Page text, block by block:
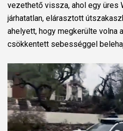
vezethető vissza, ahol egy üres
járhatatlan, elárasztott
ahelyett, hogy megkerülte volna
csökkentett sebességgel